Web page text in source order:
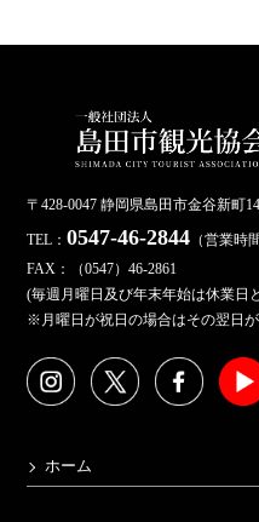
〒428-0047 静岡県島田市金谷新町
TEL：0547-46-2844 （営業時
FAX：（0547）46-2861
(毎週月曜日及び年末年始は休業日
※月曜日が祝日の場合はその翌日
ホーム